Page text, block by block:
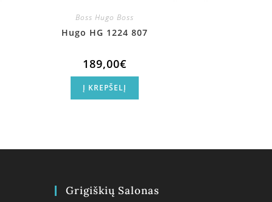
Boss Hugo Boss
Hugo HG 1224 807
189,00€
Į KREPŠELĮ
Grigiškių Salonas